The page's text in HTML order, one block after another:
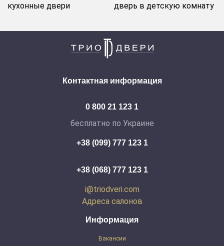
кухонные двери
дверь в детскую комнату
Информация
Вакансии
Контактная информация
0 800 21 123 1
бесплатно по Украине
+38 (099) 777 123 1
+38 (068) 777 123 1
i@triodveri.com
Адреса салонов